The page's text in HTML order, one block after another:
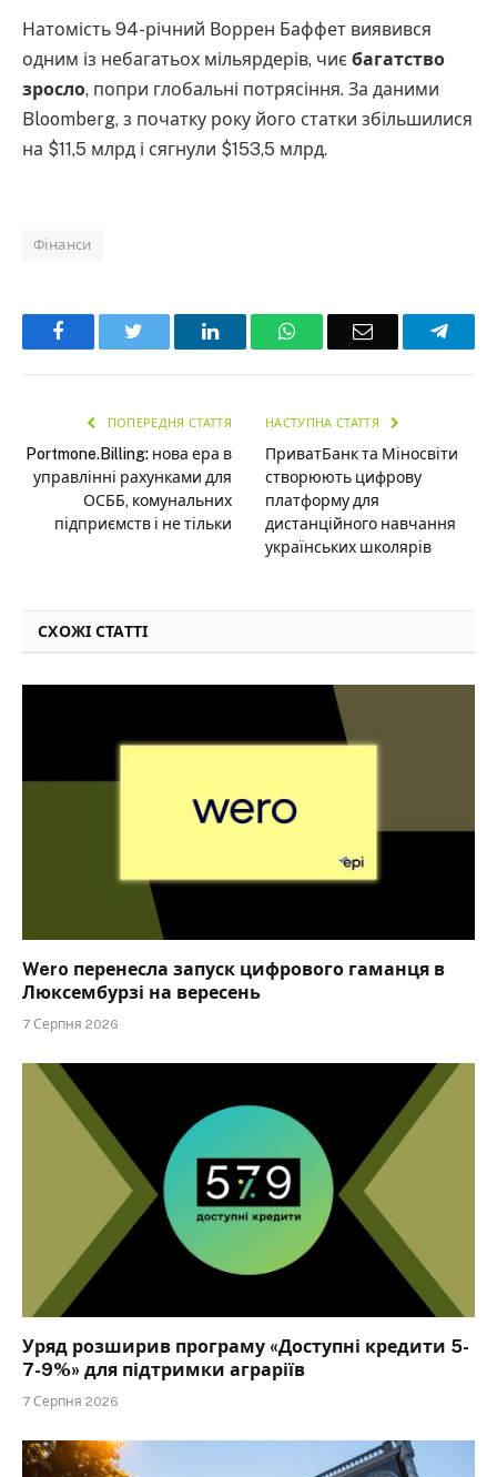
Натомість 94-річний Воррен Баффет виявився
одним із небагатьох мільярдерів, чиє багатство
зросло, попри глобальні потрясіння. За даними
Bloomberg, з початку року його статки збільшилися
на $11,5 млрд і сягнули $153,5 млрд.
Фінанси
Facebook LinkedInWhatsAppEmail
ПОПЕРЕДНЯ СТАТТЯ
Portmone.Billing: нова ера в
управлінні рахунками для
ОСББ, комунальних
підприємств і не тільки
НАСТУПНА СТАТТЯ
ПриватБанк та Міносвіти
створюють цифрову
платформу для
дистанційного навчання
українських школярів
СХОЖІ СТАТТІ
Wero перенесла запуск цифрового гаманця в
Люксембурзі на вересень
7 Серпня 2026
Уряд розширив програму «Доступні кредити 5-
7-9%» для підтримки аграріїв
7 Серпня 2026